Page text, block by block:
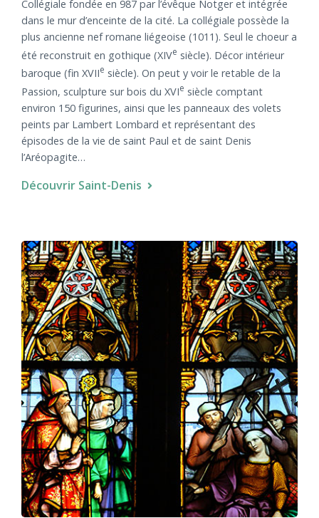
Collégiale fondée en 987 par l’évêque Notger et intégrée
dans le mur d’enceinte de la cité. La collégiale possède la
plus ancienne nef romane liégeoise (1011). Seul le choeur a
été reconstruit en gothique (XIVe siècle). Décor intérieur
baroque (fin XVIIe siècle). On peut y voir le retable de la
Passion, sculpture sur bois du XVIe siècle comptant
environ 150 figurines, ainsi que les panneaux des volets
peints par Lambert Lombard et représentant des
épisodes de la vie de saint Paul et de saint Denis
l’Aréopagite…
Découvrir Saint-Denis